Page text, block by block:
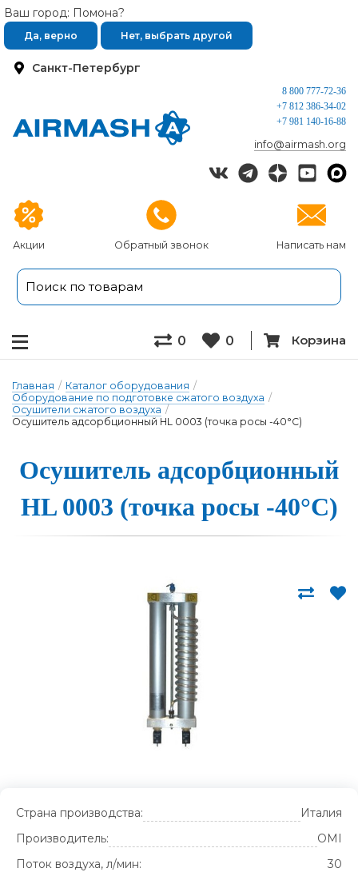
Санкт-Петербург
Ваш город: Помона?
Да, верно Нет, выбрать другой
Акции Обратный звонок Написать нам
8 800 777-72-36
+7 812 386-34-02
+7 981 140-16-88
info@airmash.org
0 0 Корзина
Главная / Каталог оборудования /
Оборудование по подготовке сжатого воздуха /
Осушители сжатого воздуха /
Осушитель адсорбционный HL 0003 (точка росы -40°С)
Осуши­тель ад­сор­бци­он­ный
HL 0003 (точ­ка ро­сы -40°С)
Страна производства:
Италия
Производитель:
OMI
Поток воздуха, л/мин:
30